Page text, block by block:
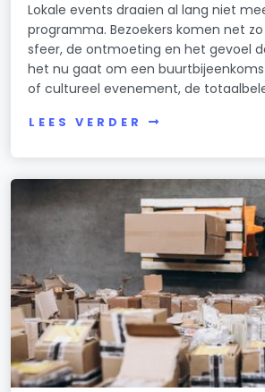
Lokale events draaien al lang niet
programma. Bezoekers komen net
sfeer, de ontmoeting en het gevoel
het nu gaat om een
of cultureel evenement, de
LEES VERDER